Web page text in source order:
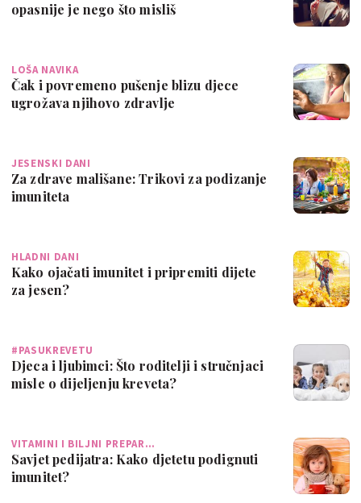
opasnije je nego što misliš
LOŠA NAVIKA
Čak i povremeno pušenje blizu djece
ugrožava njihovo zdravlje
JESENSKI DANI
Za zdrave mališane: Trikovi za podizanje
imuniteta
HLADNI DANI
Kako ojačati imunitet i pripremiti dijete
za jesen?
#PASUKREVETU
Djeca i ljubimci: Što roditelji i stručnjaci
misle o dijeljenju kreveta?
VITAMINI I BILJNI PREPAR…
Savjet pedijatra: Kako djetetu podignuti
imunitet?